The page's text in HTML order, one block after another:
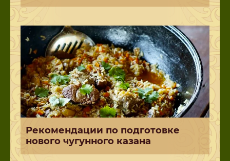
Рекомендации по подготовке
нового чугунного казана